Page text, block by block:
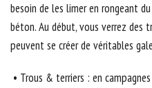
besoin de les limer en rongeant
béton. Au début, vous verrez des
peuvent se créer de véritables
• Trous & terriers : en